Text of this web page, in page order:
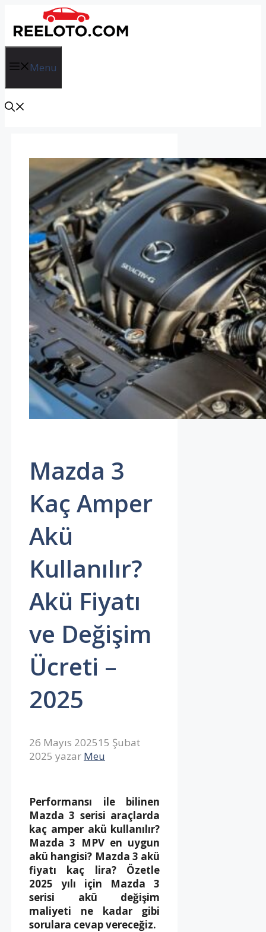
atla
Menu
Mazda 3
Kaç Amper
Akü
Kullanılır?
Akü Fiyatı
ve Değişim
Ücreti –
2025
26 Mayıs 202515 Şubat
2025 yazar Meu
Performansı ile bilinen
Mazda 3 serisi araçlarda
kaç amper akü kullanılır?
Mazda 3 MPV en uygun
akü hangisi? Mazda 3 akü
fiyatı kaç lira? Özetle
2025 yılı için Mazda 3
serisi akü değişim
maliyeti ne kadar gibi
sorulara cevap vereceğiz.